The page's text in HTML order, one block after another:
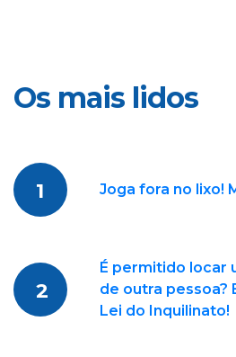
Os mais lidos
1 Joga fora no lixo!
2
É permitido locar
de outra pessoa?
Lei do Inquilinato!